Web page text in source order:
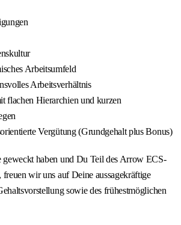
Arbeitsumfeld
Arbeitsverhältnis
flachen Hierarchien und kurzen
Vergütung (Grundgehalt plus Bonus)
geweckt haben und Du Teil des Arrow ECS-
freuen wir uns auf Deine aussagekräftige
sowie des frühestmöglichen